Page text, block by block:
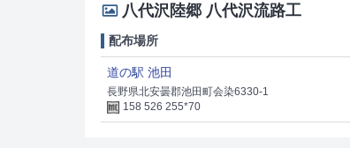
八代沢陸郷 八代沢流路工
配布場所
道の駅 池田
長野県北安曇郡池田町会染6330-1
158 526 255*70